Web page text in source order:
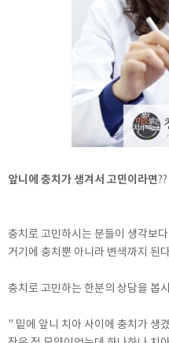
앞니에 충치가 생겨서 고민이라면??
충치로 고민하시는 분들이 생각보
거기에 충치뿐 아니라 변색까지 된
충치로 고민하는 한분의 상담을 봅
" 밑에 앞니 치아 사이에 충치가 생